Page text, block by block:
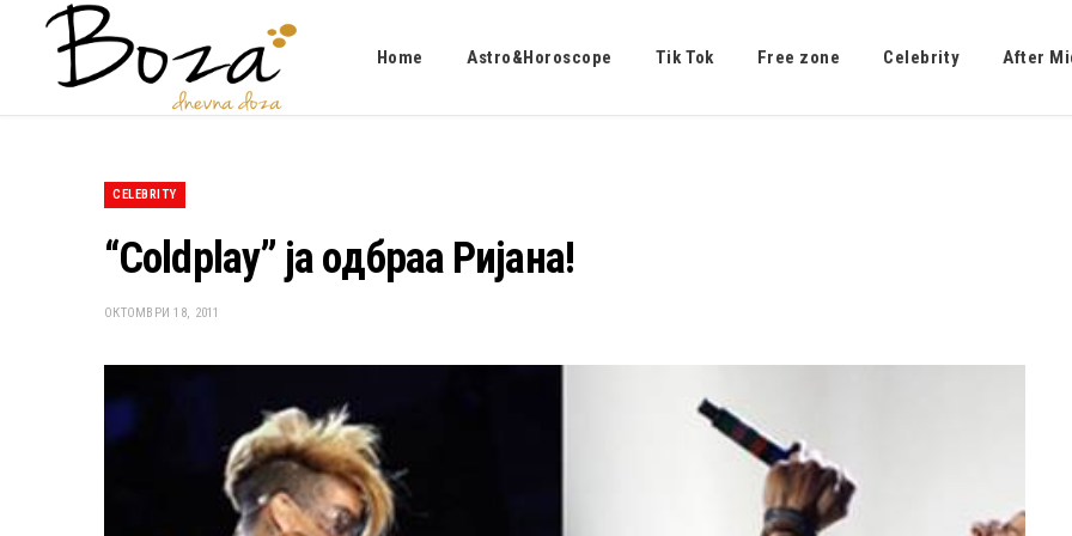
Home Astro&Horoscope Tik Tok Free zone Celebrity After
CELEBRITY
“Coldplay” ја одбраа Ријана!
ОКТОМВРИ 18, 2011